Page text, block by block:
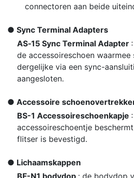
connectoren aan beide
Sync Terminal Adapters
AS‑15 Sync Terminal Adapter
de accessoireschoen
dergelijke via een sync-
aangesloten.
Accessoire
BS-1 Accessoireschoenkapje
accessoireschoentje
flitser is bevestigd.
Lichaamskappen
BF-N1 bodydop : de bodydop